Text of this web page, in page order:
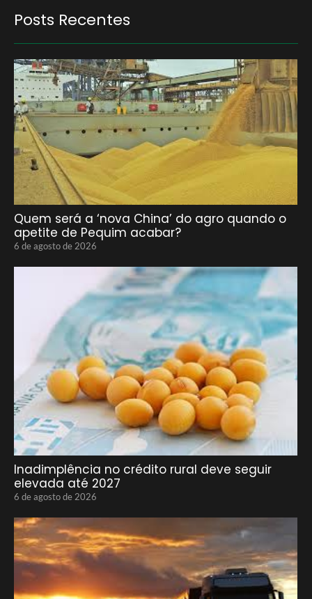
Posts Recentes
Quem será a ‘nova China’ do agro quando o
apetite de Pequim acabar?
6 de agosto de 2026
Inadimplência no crédito rural deve seguir
elevada até 2027
6 de agosto de 2026